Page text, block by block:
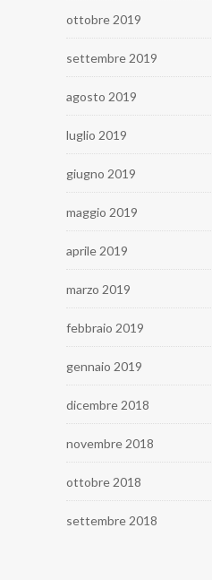
ottobre 2019
settembre 2019
agosto 2019
luglio 2019
giugno 2019
maggio 2019
aprile 2019
marzo 2019
febbraio 2019
gennaio 2019
dicembre 2018
novembre 2018
ottobre 2018
settembre 2018